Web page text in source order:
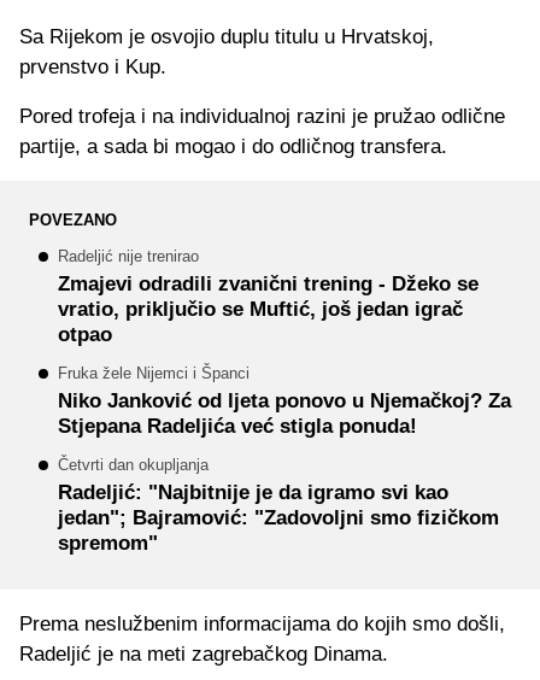
Sa Rijekom je osvojio duplu titulu u Hrvatskoj,
prvenstvo i Kup.
Pored trofeja i na individualnoj razini je pružao odlične
partije, a sada bi mogao i do odličnog transfera.
POVEZANO
Radeljić nije trenirao
Zmajevi odradili zvanični trening - Džeko se
vratio, priključio se Muftić, još jedan igrač
otpao
Fruka žele Nijemci i Španci
Niko Janković od ljeta ponovo u Njemačkoj? Za
Stjepana Radeljića već stigla ponuda!
Četvrti dan okupljanja
Radeljić: "Najbitnije je da igramo svi kao
jedan"; Bajramović: "Zadovoljni smo fizičkom
spremom"
Prema neslužbenim informacijama do kojih smo došli,
Radeljić je na meti zagrebačkog Dinama.